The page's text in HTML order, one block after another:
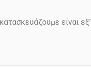
είναι εξ’